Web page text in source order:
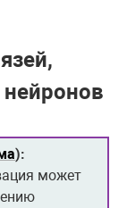
):
может